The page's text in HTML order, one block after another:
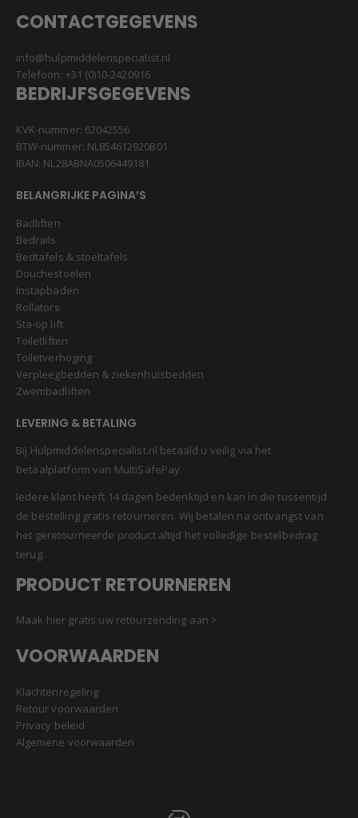
CONTACTGEGEVENS
info@hulpmiddelenspecialist.nl
Telefoon: +31 (0)10-2420916
BEDRIJFSGEGEVENS
KVK-nummer: 62042556
BTW-nummer: NL854612920B01
IBAN: NL28ABNA0506449181
BELANGRIJKE PAGINA’S
Badliften
Bedrails
Bedtafels & stoeltafels
Douchestoelen
Instapbaden
Rollators
Sta-op lift
Toiletliften
Toiletverhoging
Verpleegbedden & ziekenhuisbedden
Zwembadliften
LEVERING & BETALING
Bij Hulpmiddelenspecialist.nl betaald u veilig via het
betaalplatform van MultiSafePay.
Iedere klant heeft 14 dagen bedenktijd en kan in die tussentijd
de bestelling gratis retourneren. Wij betalen na ontvangst van
het geretourneerde product altijd het volledige bestelbedrag
terug.
PRODUCT RETOURNEREN
Maak hier gratis uw retourzending aan >
VOORWAARDEN
Klachtenregeling
Retour voorwaarden
Privacy beleid
Algemene voorwaarden